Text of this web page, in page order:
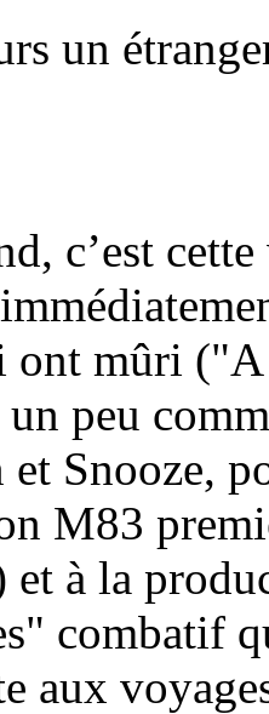
un
c’est
mûri ("A
peu
et Snooze,
M83
et à la
combatif
aux